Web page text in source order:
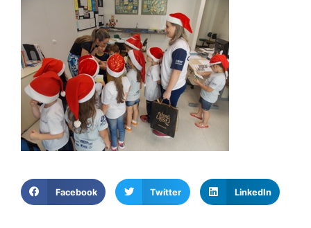
Facebook Twitter LinkedIn